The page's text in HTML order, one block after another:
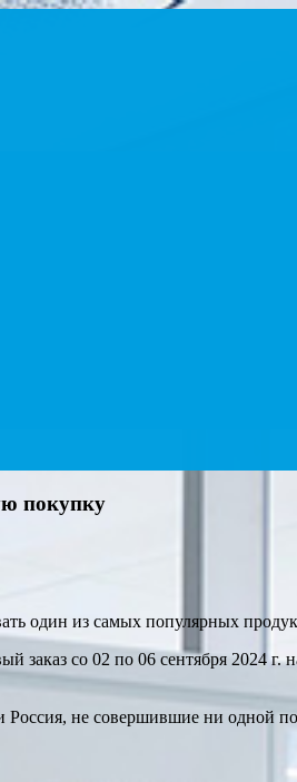
покупку
один из самых популярных
заказ со 02 по 06 сентября 2024
не совершившие ни одной